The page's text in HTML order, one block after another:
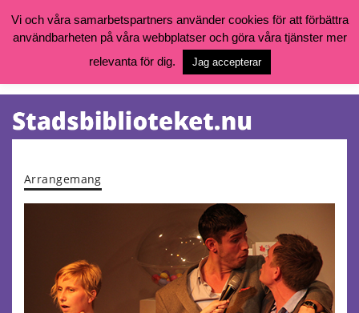
Vill du söka böcker, logga in på ditt bibliotekskonto eller nå övriga
goteborg.se/bibliotek
Öppettider, katalog och kontakt
Tjänster
Arrangemang
Vi och våra samarbetspartners använder cookies för att förbättra
användbarheten på våra webbplatser och göra våra tjänster mer
relevanta för dig.
Jag accepterar